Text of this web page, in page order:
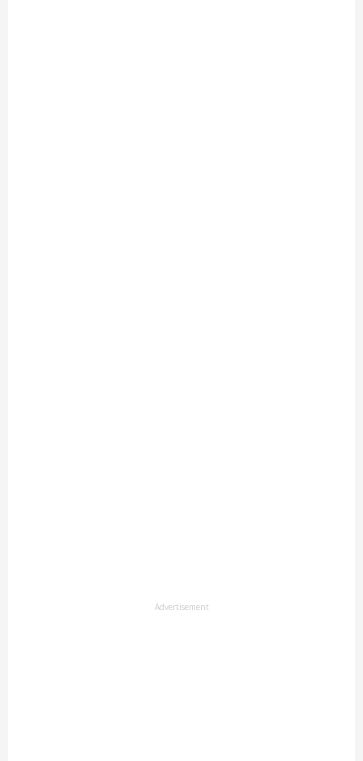
Advertisement